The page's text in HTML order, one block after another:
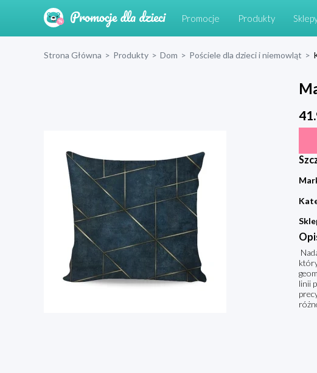
Promocje Produkty
Strona Główna > Produkty > Dom > Pościele dla dzieci i niemowląt >
linii